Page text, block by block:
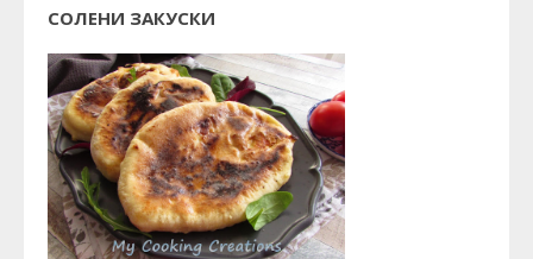
СОЛЕНИ ЗАКУСКИ